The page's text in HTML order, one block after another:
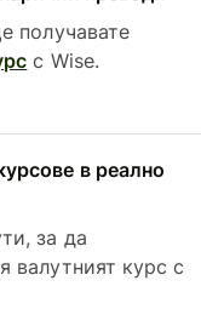
получавате
с Wise.
в реално
за да
валутният курс с